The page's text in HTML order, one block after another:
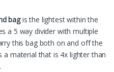
bagis the lightest within the
a 5 way divider with multiple
this bag both on and off the
a material that is 4x lighter than